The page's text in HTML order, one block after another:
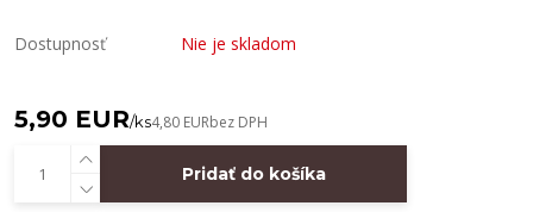
Dostupnosť Nie je skladom
5,90 EUR/ks4,80 EURbez DPH
Pridať do košíka